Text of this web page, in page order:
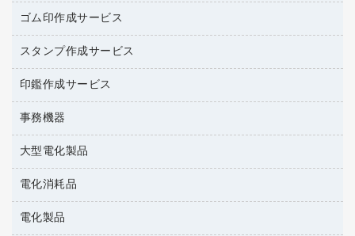
作業用雑貨
梱包用品
梱包用テープ
園芸用品
ペット用品
ミルク・シュガー
ソフトドリンク
コーヒーメーカー・備品
インスタントコーヒー
台所用洗剤
掃除用品
掃除用洗剤
洗濯用品
消臭・芳香剤
殺虫剤
飲食用消耗品
カウネットキャラクター商品
ゴム印作成サービス
ゴム印作成サービス
ゴム印（一行印）作成サービス
ゴム印（フリーサイズ印）作成サービス
スタンプ作成サービス
シヤチハタスタンプ作成サービス
カウネットスタンプ作成サービス
印鑑作成サービス
印鑑作成サービス
事務機器
大型シュレッダー（共配）
レーザーポインター
ラミネートフィルム
ラミネータ
大型電化製品
冷蔵庫・キッチン・調理家電
テレビ・ＡＶ機器
電化消耗品
電球・蛍光灯
電化製品